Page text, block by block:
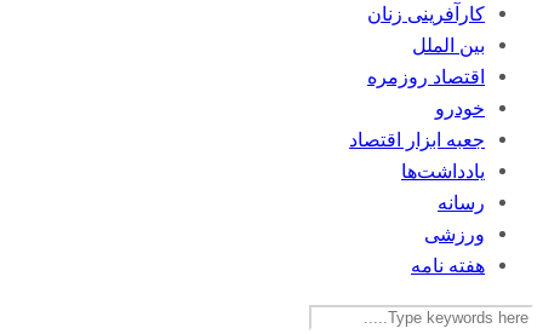
کارآفرینی زنان
بین الملل
اقتصاد روزمره
خودرو
جعبه ابزار اقتصاد
یادداشت‌ها
رسانه
ورزشی
هفته نامه